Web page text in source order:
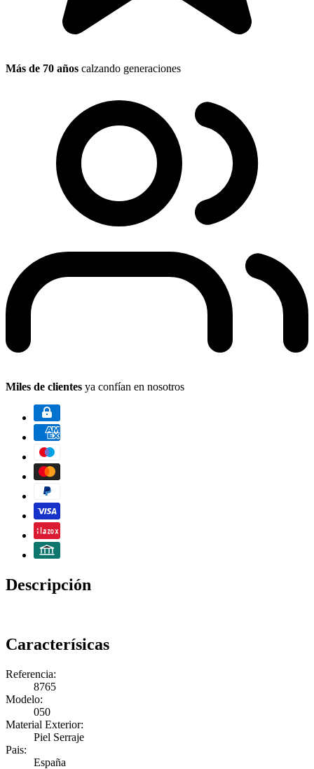
Más de 70 años calzando generaciones
Miles de clientes ya confían en nosotros
Descripción
Caracterísicas
Referencia:
8765
Modelo:
050
Material Exterior:
Piel Serraje
Pais:
España